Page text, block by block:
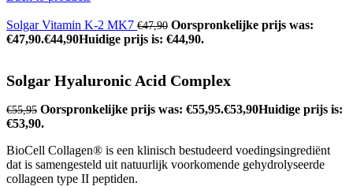
Solgar Vitamin K-2 MK7 €47,90 Oorspronkelijke prijs was:
€47,90.€44,90Huidige prijs is: €44,90.
Solgar Hyaluronic Acid Complex
€55,95 Oorspronkelijke prijs was: €55,95.€53,90Huidige prijs is:
€53,90.
BioCell Collagen® is een klinisch bestudeerd voedingsingrediënt
dat is samengesteld uit natuurlijk voorkomende gehydrolyseerde
collageen type II peptiden.